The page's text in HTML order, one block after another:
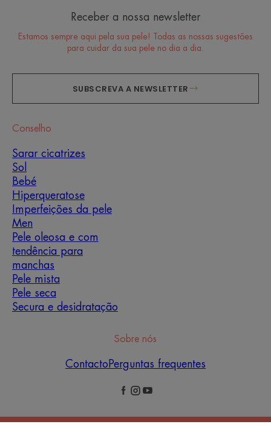
Receber a nossa newsletter
Estamos sempre aqui pela sua pele! Todas as nossas sugestões
para cuidar da sua pele no dia a dia.
SUBSCREVA A NEWSLETTER
Conselho
Sarar cicatrizes
Sol
Bebé
Hiperqueratose
Imperfeições da pele
Men
Pele oleosa e com
tendência para
manchas
Pele mista
Pele seca
Secura e desidratação
Sobre nós
Contacto Perguntas frequentes